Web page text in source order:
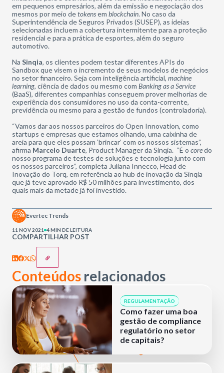
em pequenos empresários, além da emissão e negociação dos
mesmos por meio detokensem blockchain. No caso da
Superintendência de Seguros Privados (SUSEP), as ideias
selecionadas incluem a cobertura intermitente para a proteção
residencial e para a prática de esportes, além do seguro
automotivo.
Na Sinqia, os clientes podem testar diferentes APIs do
Sandbox que visem o incremento de seus modelos de negócios
no setor financeiro. Seja com inteligência artificial, machine
learning, ciência de dados ou mesmo com Banking as a Service
(BaaS), diferentes companhias conseguem prover melhorias de
experiência dos consumidores no uso da conta-corrente,
previdência ou mesmo para a gestão de fundos (controladoria).
“Vamos dar aos nossos parceiros do Open Innovation, como
startups e empresas que estamos olhando, uma caixinha de
areia para que eles possam ‘brincar’ com os nossos sistemas”,
afirma Marcelo Duarte, Product Manager da Sinqia. “É o coredo
nosso programa de testes de soluções e tecnologia junto com
os nossos parceiros”, completa Juliana Innecco, Head de
Inovação do Torq, em referência ao hub de inovação da Sinqia
que já teve aprovado R$ 50 milhões para investimento, dos
quais mais da metade já foi investido.
COMPARTILHAR POST
Evertec Trends
11 NOV 2021 4 MIN DE LEITURA
Conteúdos relacionados
REGULAMENTAÇÃO
Como fazer uma boa
gestão de compliance
regulatório no setor
de capitais?